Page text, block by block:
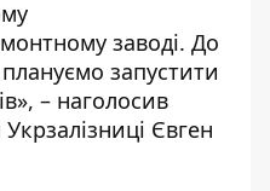
заводі. До
запустити
– наголосив
Євген